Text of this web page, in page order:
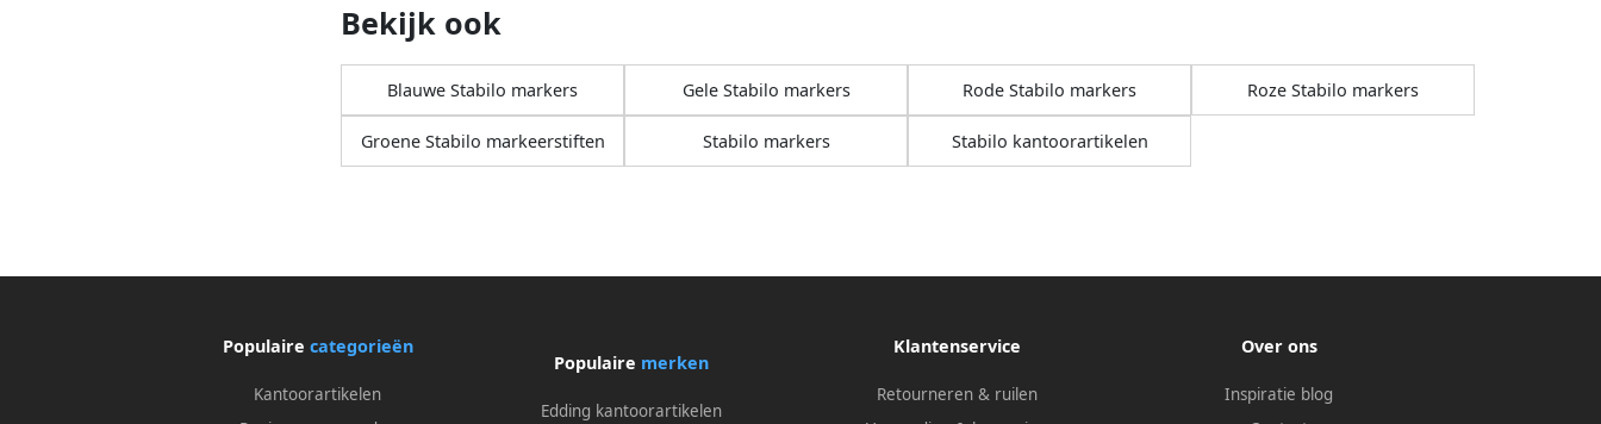
Bekijk ook
Blauwe Stabilo markers Gele Stabilo markers Rode Stabilo markers Roze Stabilo markers
Groene Stabilo markeerstiften Stabilo markers Stabilo kantoorartikelen
Populaire categorieën
Kantoorartikelen
Populaire merken
Edding kantoorartikelen
Klantenservice
Retourneren & ruilen
Over ons
Inspiratie blog